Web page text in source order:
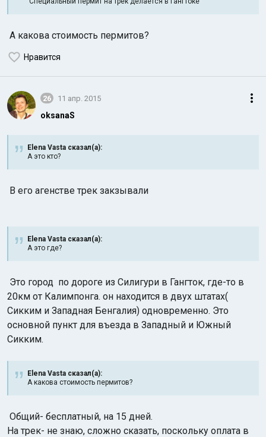
А какова стоимость пермитов?
Нравится
26 11 апр. 2015
oksanaS
Elena Vasta сказал(а):
А это кто?
В его агенстве трек закзывали
Elena Vasta сказал(а):
А это где?
Это город по дороге из Силигури в Гангток, где-то в
20км от Калимпонга. он находится в двух штатах(
Сикким и Западная Бенгалия) одновременно. Это
основной пункт для въезда в Западный и Южный
Сикким.
Elena Vasta сказал(а):
А какова стоимость пермитов?
Общий- бесплатный, на 15 дней.
На трек- не знаю, сложно сказать, поскольку оплата в